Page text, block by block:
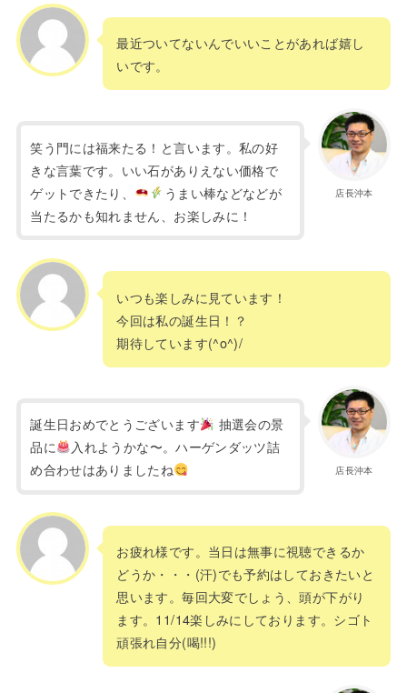
最近ついてないんでいいことがあれば嬉し
いです。
店長沖本
笑う門には福来たる！と言います。私の好
きな言葉です。いい石がありえない価格で
ゲットできたり、
うまい棒などなどが
当たるかも知れません、お楽しみに！
いつも楽しみに見ています！
今回は私の誕生日！？
期待しています(^o^)/
店長沖本
誕生日おめでとうございます
抽選会の景
品に
入れようかな〜。ハーゲンダッツ詰
め合わせはありましたね
お疲れ様です。当日は無事に視聴できるか
どうか・・・(汗)でも予約はしておきたいと
思います。毎回大変でしょう、頭が下がり
ます。11/14楽しみにしております。シゴト
頑張れ自分(喝!!!)